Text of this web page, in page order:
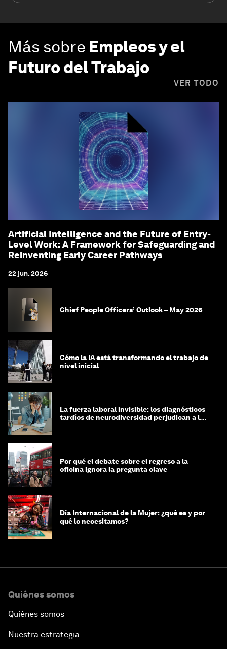
Más sobre Empleos y el
Futuro del Trabajo
VER TODO
Artificial Intelligence and the Future of Entry-
Level Work: A Framework for Safeguarding and
Reinventing Early Career Pathways
22 jun. 2026
Chief People Officers’ Outlook – May 2026
Cómo la IA está transformando el trabajo de
nivel inicial
La fuerza laboral invisible: los diagnósticos
tardíos de neurodiversidad perjudican a las
Por qué el debate sobre el regreso a la
oficina ignora la pregunta clave
Día Internacional de la Mujer: ¿qué es y por
qué lo necesitamos?
Quiénes somos
Quiénes somos
Nuestra estrategia